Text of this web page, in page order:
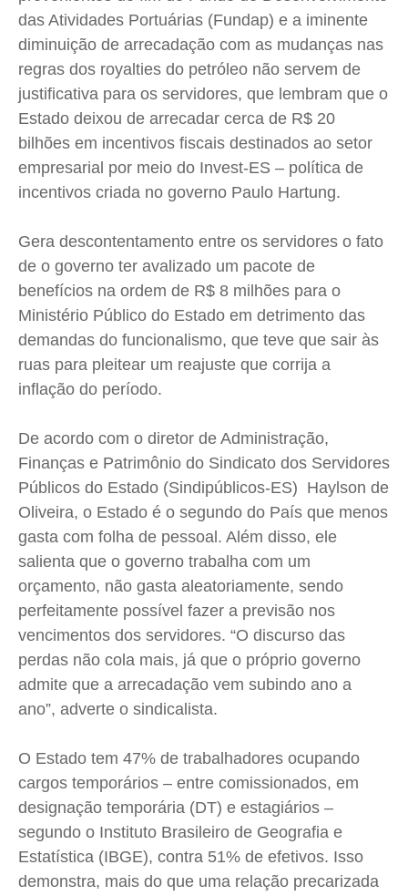
das Atividades Portuárias (Fundap) e a iminente
diminuição de arrecadação com as mudanças nas
regras dos royalties do petróleo não servem de
justificativa para os servidores, que lembram que o
Estado deixou de arrecadar cerca de R$ 20
bilhões em incentivos fiscais destinados ao setor
empresarial por meio do Invest-ES – política de
incentivos criada no governo Paulo Hartung.
Gera descontentamento entre os servidores o fato
de o governo ter avalizado um pacote de
benefícios na ordem de R$ 8 milhões para o
Ministério Público do Estado em detrimento das
demandas do funcionalismo, que teve que sair às
ruas para pleitear um reajuste que corrija a
inflação do período.
De acordo com o diretor de Administração,
Finanças e Patrimônio do Sindicato dos Servidores
Públicos do Estado (Sindipúblicos-ES) Haylson de
Oliveira, o Estado é o segundo do País que menos
gasta com folha de pessoal. Além disso, ele
salienta que o governo trabalha com um
orçamento, não gasta aleatoriamente, sendo
perfeitamente possível fazer a previsão nos
vencimentos dos servidores. “O discurso das
perdas não cola mais, já que o próprio governo
admite que a arrecadação vem subindo ano a
ano”, adverte o sindicalista.
O Estado tem 47% de trabalhadores ocupando
cargos temporários – entre comissionados, em
designação temporária (DT) e estagiários –
segundo o Instituto Brasileiro de Geografia e
Estatística (IBGE), contra 51% de efetivos. Isso
demonstra, mais do que uma relação precarizada